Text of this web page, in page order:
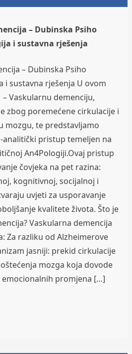
– Dubinska Psiho
i sustavna rješenja
– Dubinska Psiho
i sustavna rješenja U ovom
Vaskularnu demenciju,
zbog poremećene cirkulacije i
mozgu, te predstavljamo
pristup temeljen na
An4Pologiji.Ovaj pristup
čovjeka na pet razina:
kognitivnoj, socijalnoj i
uvjeti za usporavanje
kvalitete života. Što je
Vaskularna demencija
Za razliku od Alzheimerove
jasniji: prekid cirkulacije
mozga koja dovode
promjena […]